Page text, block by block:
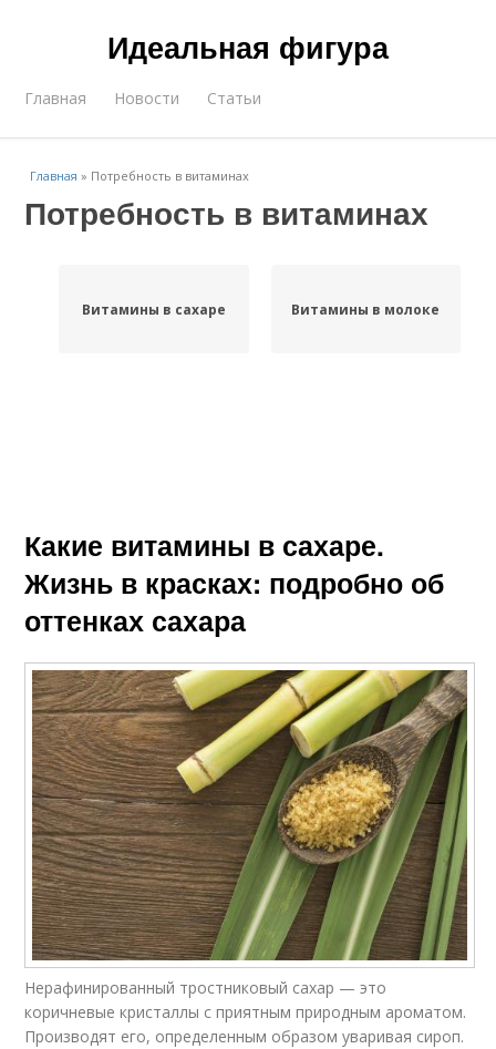
Идеальная фигура
Главная Новости Статьи
Главная » Потребность в витаминах
Потребность в витаминах
Витамины в сахаре Витамины в молоке
Какие витамины в сахаре.
Жизнь в красках: подробно об
оттенках сахара
Нерафинированный тростниковый сахар — это
коричневые кристаллы с приятным природным ароматом.
Производят его, определенным образом уваривая сироп.